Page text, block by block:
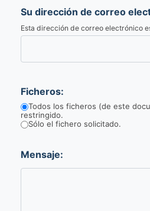
Su dirección de correo
Esta dirección de correo electrónico
Ficheros:
Todos los ficheros (de este
restringido.
Sólo el fichero solicitado.
Mensaje: